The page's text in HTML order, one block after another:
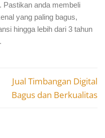
Pastikan anda membeli
yang paling bagus,
hingga lebih dari 3 tahun
Jual Timbangan Digital
Bagus dan Berkualitas